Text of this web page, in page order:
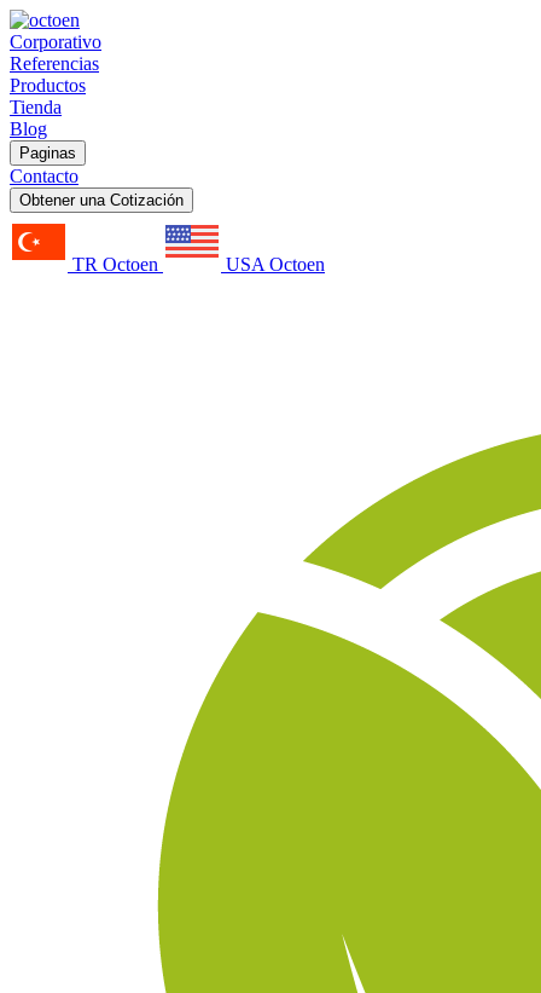
Corporativo
Referencias
Productos
Tienda
Blog
Paginas
Contacto
Obtener una Cotización
TR Octoen USA Octoen